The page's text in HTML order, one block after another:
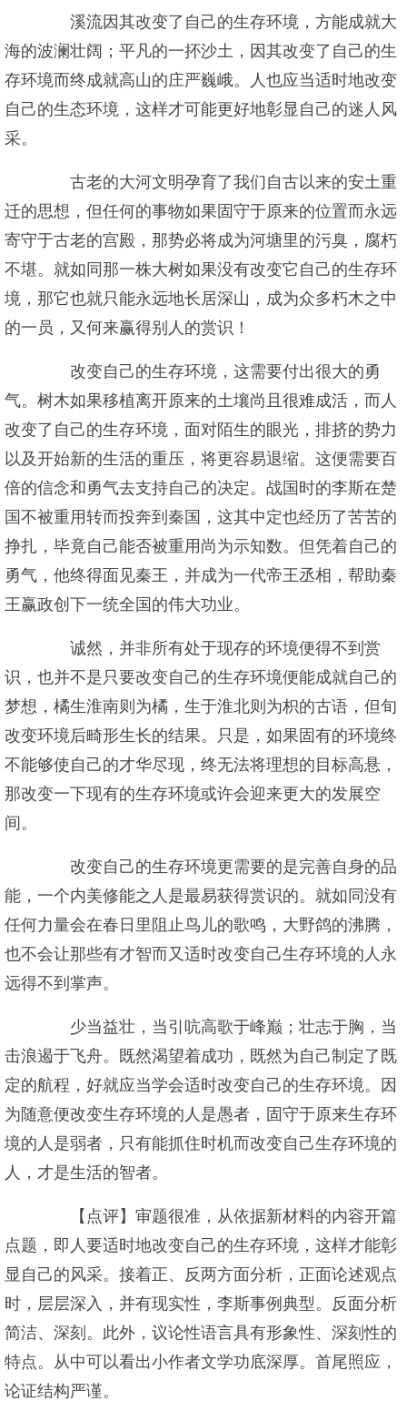
溪流因其改变了自己的生存环境，方能成就大
海的波澜壮阔；平凡的一抔沙土，因其改变了自己的生
存环境而终成就高山的庄严巍峨。人也应当适时地改变
自己的生态环境，这样才可能更好地彰显自己的迷人风
采。
古老的大河文明孕育了我们自古以来的安土重
迁的思想，但任何的事物如果固守于原来的位置而永远
寄守于古老的宫殿，那势必将成为河塘里的污臭，腐朽
不堪。就如同那一株大树如果没有改变它自己的生存环
境，那它也就只能永远地长居深山，成为众多朽木之中
的一员，又何来赢得别人的赏识！
改变自己的生存环境，这需要付出很大的勇
气。树木如果移植离开原来的土壤尚且很难成活，而人
改变了自己的生存环境，面对陌生的眼光，排挤的势力
以及开始新的生活的重压，将更容易退缩。这便需要百
倍的信念和勇气去支持自己的决定。战国时的李斯在楚
国不被重用转而投奔到秦国，这其中定也经历了苦苦的
挣扎，毕竟自己能否被重用尚为示知数。但凭着自己的
勇气，他终得面见秦王，并成为一代帝王丞相，帮助秦
王赢政创下一统全国的伟大功业。
诚然，并非所有处于现存的环境便得不到赏
识，也并不是只要改变自己的生存环境便能成就自己的
梦想，橘生淮南则为橘，生于淮北则为枳的古语，但旬
改变环境后畸形生长的结果。只是，如果固有的环境终
不能够使自己的才华尽现，终无法将理想的目标高悬，
那改变一下现有的生存环境或许会迎来更大的发展空
间。
改变自己的生存环境更需要的是完善自身的品
能，一个内美修能之人是最易获得赏识的。就如同没有
任何力量会在春日里阻止鸟儿的歌鸣，大野鸽的沸腾，
也不会让那些有才智而又适时改变自己生存环境的人永
远得不到掌声。
少当益壮，当引吭高歌于峰巅；壮志于胸，当
击浪遏于飞舟。既然渴望着成功，既然为自己制定了既
定的航程，好就应当学会适时改变自己的生存环境。因
为随意便改变生存环境的人是愚者，固守于原来生存环
境的人是弱者，只有能抓住时机而改变自己生存环境的
人，才是生活的智者。
【点评】审题很准，从依据新材料的内容开篇
点题，即人要适时地改变自己的生存环境，这样才能彰
显自己的风采。接着正、反两方面分析，正面论述观点
时，层层深入，并有现实性，李斯事例典型。反面分析
简洁、深刻。此外，议论性语言具有形象性、深刻性的
特点。从中可以看出小作者文学功底深厚。首尾照应，
论证结构严谨。